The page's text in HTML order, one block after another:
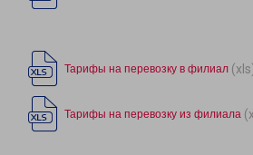
Тарифы на перевозку в филиал
Тарифы на перевозку из филиала